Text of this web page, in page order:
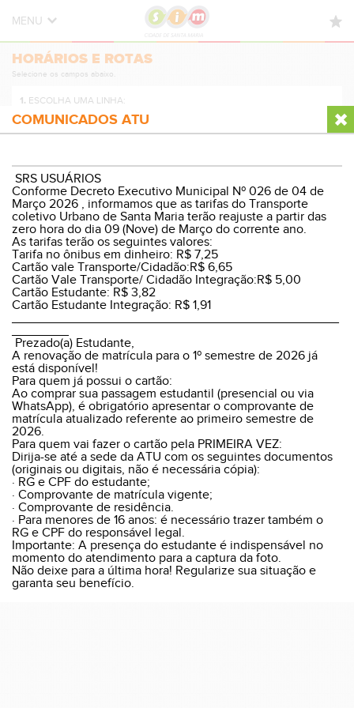
MENU
HORÁRIOS E ROTAS
DÚVIDAS FREQUENTES
COMUNICADOS ATU
SRS USUÁRIOS
Conforme Decreto Executivo Municipal Nº 026 de 04 de
Março 2026 , informamos que as tarifas do Transporte
coletivo Urbano de Santa Maria terão reajuste a partir das
zero hora do dia 09 (Nove) de Março do corrente ano.
As tarifas terão os seguintes valores:
Tarifa no ônibus em dinheiro: R$ 7,25
Cartão vale Transporte/Cidadão:R$ 6,65
Cartão Vale Transporte/ Cidadão Integração:R$ 5,00
Cartão Estudante: R$ 3,82
Cartão Estudante Integração: R$ 1,91
Prezado(a) Estudante,
A renovação de matrícula para o 1º semestre de 2026 já
está disponível!
Para quem já possui o cartão:
Ao comprar sua passagem estudantil (presencial ou via
WhatsApp), é obrigatório apresentar o comprovante de
matrícula atualizado referente ao primeiro semestre de
2026.
Para quem vai fazer o cartão pela PRIMEIRA VEZ:
Dirija-se até a sede da ATU com os seguintes documentos
(originais ou digitais, não é necessária cópia):
· RG e CPF do estudante;
· Comprovante de matrícula vigente;
· Comprovante de residência.
· Para menores de 16 anos: é necessário trazer também o
RG e CPF do responsável legal.
Importante: A presença do estudante é indispensável no
momento do atendimento para a captura da foto.
Não deixe para a última hora! Regularize sua situação e
garanta seu benefício.
HORÁRIOS E ROTAS
Selecione os campos abaixo.
1. ESCOLHA UMA LINHA:
2.ESCOLHA A DIREÇÃO:
3.ESCOLHA O PERÍODO:
VER HORÁRIOS E ROTA
© Sistema Integrado Municipal Versão Desktop